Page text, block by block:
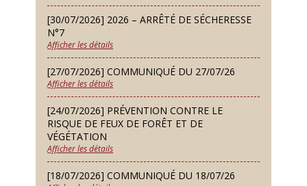
Dimanche 13 Sep
Repas de fouées
Lundi 14 Sep
Conseil municipal du 14 septembre
2026
Jeudi 24 Sep
Permanence des Architectes des
Bâtiments de France
Samedi 26 Sep
Concours de palets
[30/07/2026] 2026 – ARRÊTÉ DE SÉCHERESSE
N°7
Afficher les détails
[27/07/2026] COMMUNIQUÉ DU 27/07/26
Afficher les détails
[24/07/2026] PRÉVENTION CONTRE LE
RISQUE DE FEUX DE FORÊT ET DE
VÉGÉTATION
Afficher les détails
[18/07/2026] COMMUNIQUÉ DU 18/07/26